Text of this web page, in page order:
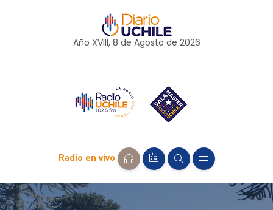
Año XVIII, 8 de Agosto de 2026
Radio en vivo